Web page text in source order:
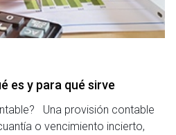
es y para qué sirve
Una provisión contable
o vencimiento incierto,